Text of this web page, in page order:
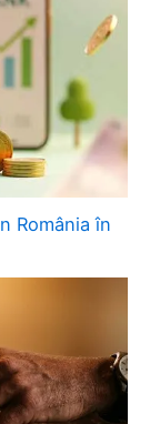
România în